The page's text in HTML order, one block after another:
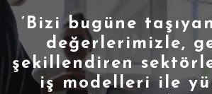
’Bizi bugüne
değerlerimizle,
şekillendiren
iş modelleri ile